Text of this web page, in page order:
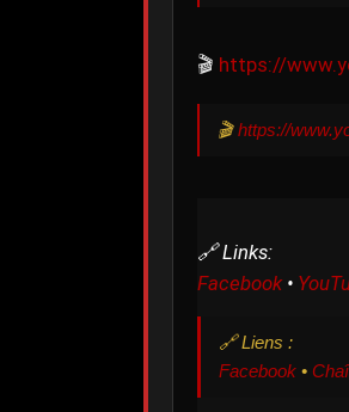
🎬 https://
🎬https://
🔗 Links:
Facebook•
🔗 Liens :
Facebook•